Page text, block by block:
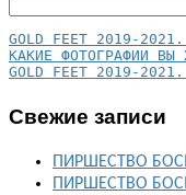
КАКИЕ ФОТОГРАФИИ ВЫ
GOLD FEET 2019-
Свежие записи
ПИРШЕСТВО
ПИРШЕСТВО